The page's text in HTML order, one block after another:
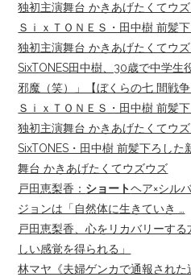
独初主演舞台 かきあげたくてウ
ＳｉｘＴＯＮＥＳ・田中樹 前髪
独初主演舞台 かきあげたくてウ
SixTONES田中樹、30歳で中学生
邪魔（笑）」【ぼくらの七 間戦争
ＳｉｘＴＯＮＥＳ・田中樹 前髪
独初主演舞台 かきあげたくてウ
SixTONES・田中樹 前髪下ろした
舞台 かきあげたくてウズウズ
戸田恵梨香： ショートヘア×シル
ジョンは「自然体に生きていき …
戸田恵梨香、心をリカバリーす
しい感覚を得られる」
林マヤ《夫婦ゲンカで通報され